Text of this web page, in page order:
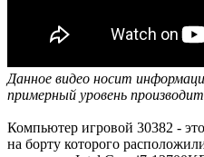
Данное видео носит
примерный уровень
Компьютер игровой 30382 -
на борту которого